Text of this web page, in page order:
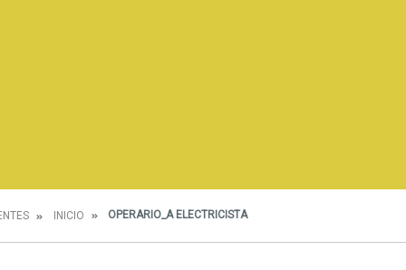
INICIO OPERARIO_A ELECTRICISTA